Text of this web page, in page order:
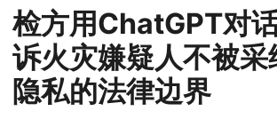
检方用ChatGPT对
诉火灾嫌疑人不被
隐私的法律边界